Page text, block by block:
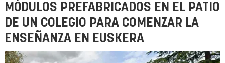
MÓDULOS PREFABRICADOS EN EL PATIO
DE UN COLEGIO PARA COMENZAR LA
ENSEÑANZA EN EUSKERA